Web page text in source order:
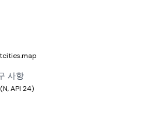
사항
(N, API 24)